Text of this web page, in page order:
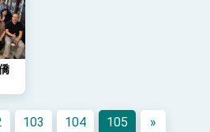
龍主持第35次「參與亞太經濟合作
部會會議
國人滿意政府外交表現，高度支持
與台歐美日關係深化
之島，希望之光」為題發表2026新
力守護台海和平 以決心掌握國家
103 104 105 »